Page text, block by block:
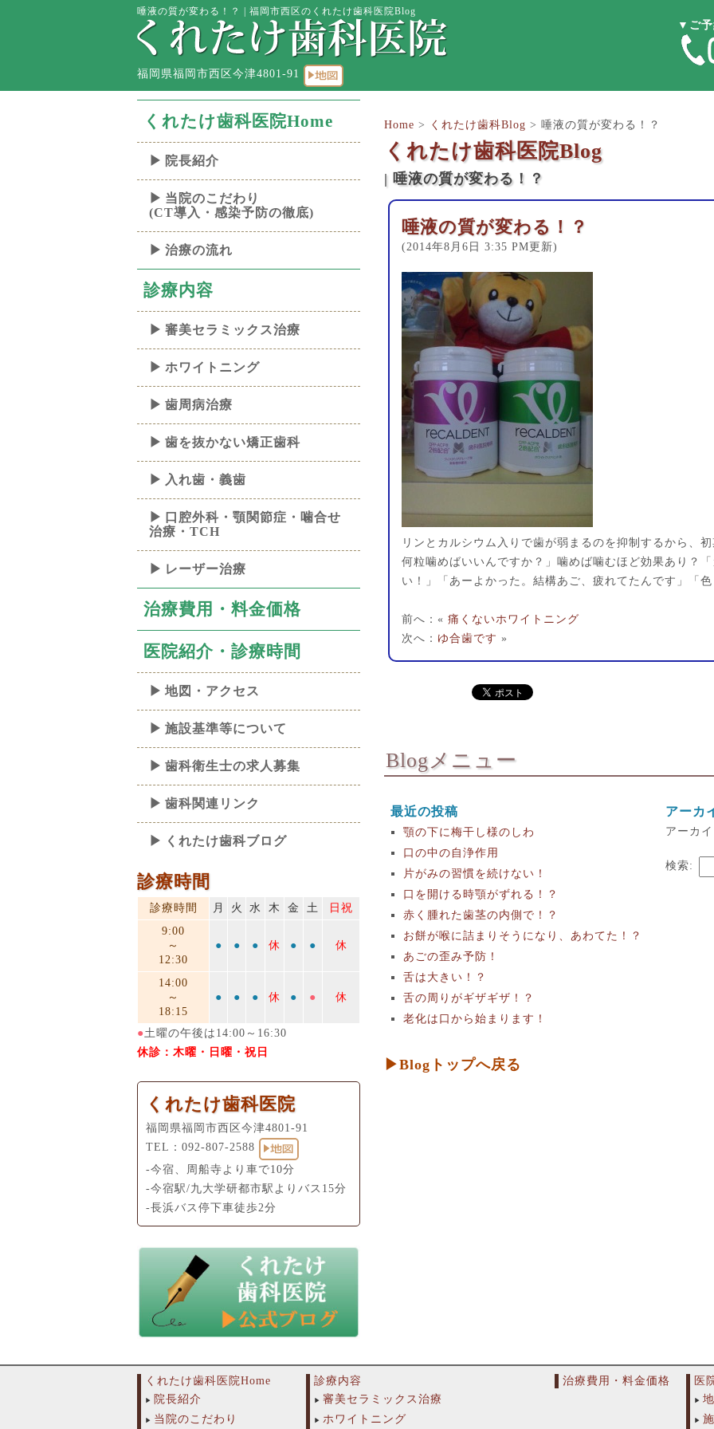
唾液の質が変わる！？ | 福岡市西区のくれたけ歯科医院Blog
福岡県福岡市西区今津4801-91
▼ご予
くれたけ歯科医院Home
院長紹介
当院のこだわり
(CT導入・感染予防の徹底)
治療の流れ
診療内容
審美セラミックス治療
ホワイトニング
歯周病治療
歯を抜かない矯正歯科
入れ歯・義歯
口腔外科・顎関節症・噛合せ
治療・TCH
レーザー治療
治療費用・料金価格
医院紹介・診療時間
地図・アクセス
施設基準等について
歯科衛生士の求人募集
歯科関連リンク
くれたけ歯科ブログ
Home > くれたけ歯科Blog > 唾液の質が変わる！？
くれたけ歯科医院Blog
| 唾液の質が変わる！？
唾液の質が変わる！？
(2014年8月6日 3:35 PM更新)
リンとカルシウム入りで歯が弱まるのを抑制するから、
何粒噛めばいいんですか？」噛めば噛むほど効果あり？
い！」「あーよかった。結構あご、疲れてたんです」「
前へ：« 痛くないホワイトニング
次へ： ゆ合歯です »
Blogメニュー
最近の投稿
顎の下に梅干し様のしわ
口の中の自浄作用
片がみの習慣を続けない！
口を開ける時顎がずれる！？
赤く腫れた歯茎の内側で！？
お餅が喉に詰まりそうになり、あわてた！？
あごの歪み予防！
舌は大きい！？
舌の周りがギザギザ！？
老化は口から始まります！
アーカ
アーカ
検索:
▶Blogトップへ戻る
診療時間
診療時間 月 火 水 木 金 土
日祝
9:00
～
12:30
● ● ● 休 ● ● 休
14:00
～
18:15
● ● ● 休 ● ● 休
●土曜の午後は14:00～16:30
休診：木曜・日曜・祝日
くれたけ歯科医院
福岡県福岡市西区今津4801-91
TEL： 092-807-2588
-今宿、周船寺より車で10分
-今宿駅/九大学研都市駅よりバス15分
-長浜バス停下車徒歩2分
くれたけ歯科医院Home
院長紹介
当院のこだわり
診療内容
審美セラミックス治療
ホワイトニング
治療費用・料金価格
医